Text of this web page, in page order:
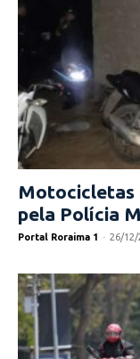
Motocicletas
pela Polícia
Portal Roraima 1 - 26/12/